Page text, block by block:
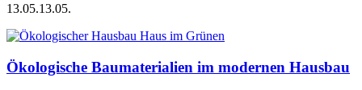
13.05.13.05.
Ökologische Baumaterialien im modernen Hausbau